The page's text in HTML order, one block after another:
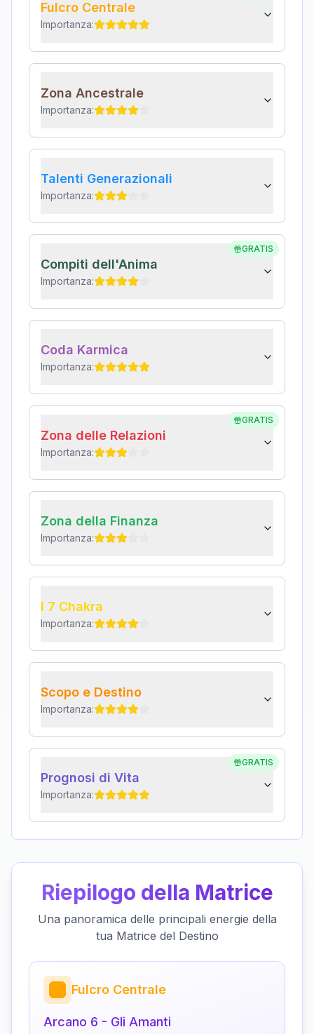
Fulcro Centrale
Importanza:
Zona Ancestrale
Importanza:
Talenti Generazionali
Importanza:
GRATIS
Compiti dell'Anima
Importanza:
Coda Karmica
Importanza:
GRATIS
Zona delle Relazioni
Importanza:
Zona della Finanza
Importanza:
I 7 Chakra
Importanza:
Scopo e Destino
Importanza:
GRATIS
Prognosi di Vita
Importanza:
Riepilogo della Matrice
Una panoramica delle principali energie della
tua Matrice del Destino
Fulcro Centrale
Arcano 6 - Gli Amanti